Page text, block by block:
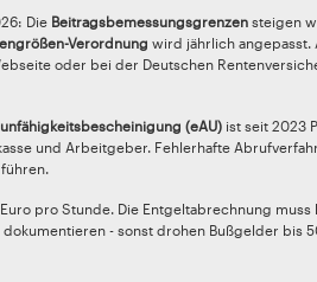
Die Beitragsbemessungsgrenzen steigen
Verordnung wird jährlich angepasst.
oder bei der Deutschen
(eAU) ist seit 2023
und Arbeitgeber. Fehlerhafte
pro Stunde. Die Entgeltabrechnung muss
- sonst drohen Bußgelder bis